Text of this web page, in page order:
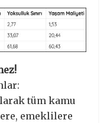
tüm kamu
emeklilere